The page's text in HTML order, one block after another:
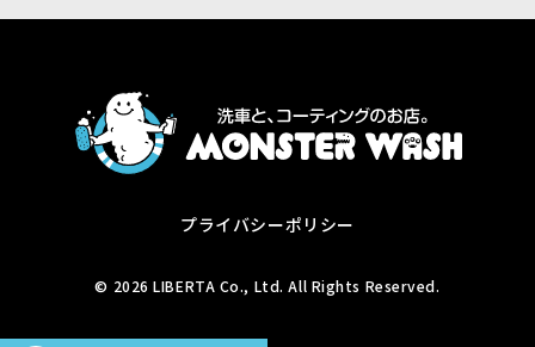
プライバシーポリシー
© 2026 LIBERTA Co., Ltd. All Rights Reserved.